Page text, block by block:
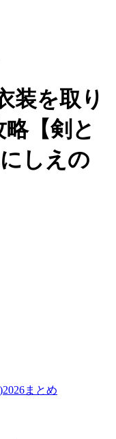
装を取り
【剣と
しえの
まとめ